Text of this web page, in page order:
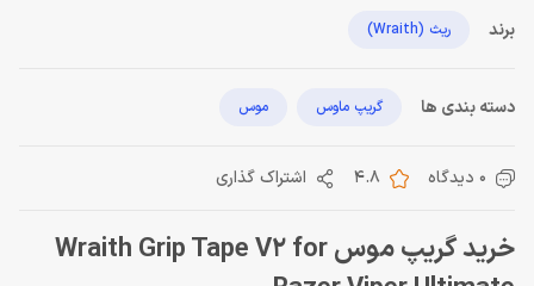
برند ریث (Wraith)
دسته بندی ها گریپ ماوس موس
0 دیدگاه 4.8 اشتراک گذاری
خرید گریپ موس Wraith Grip Tape V2 for